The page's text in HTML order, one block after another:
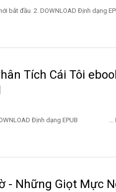
bắt đầu 2. DOWNLOAD Định
Tích Cái Tôi
DOWNLOAD Định dạng EPUB ...
- Những Giọt Mực